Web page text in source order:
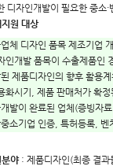
자인개발이 필요한 중소·
원 대상
체 디자인 품목 제조기업
개발 품목이 수출제품인
제품디자인의 향후 활용
시기, 제품 판매처가 확정
발이 완료된 업체(증빙자
소기업 인증, 특허등록, 벤
야: 제품디자인(최종 결과